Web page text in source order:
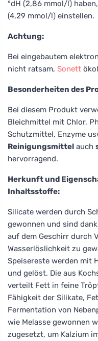
°dH (2,86 mmol/l)
(4,29 mmol/l) einstellen.
Achtung:
Bei eingebautem
nicht ratsam, Sonett
Besonderheiten des
Bei diesem Produkt
Bleichmittel mit Chlor,
Schutzmittel, Enzyme
Reinigungsmittel auch
hervorragend.
Herkunft und
Inhaltsstoffe:
Silicate werden durch
gewonnen und sind
auf dem Geschirr durch
Wasserlöslichkeit zu
Speisereste werden mit
und gelöst. Die aus
verteilt Fett in feine
Fähigkeit der Silikate,
Fermentation von
wie Melasse gewonnen
zugesetzt, um Kalzium